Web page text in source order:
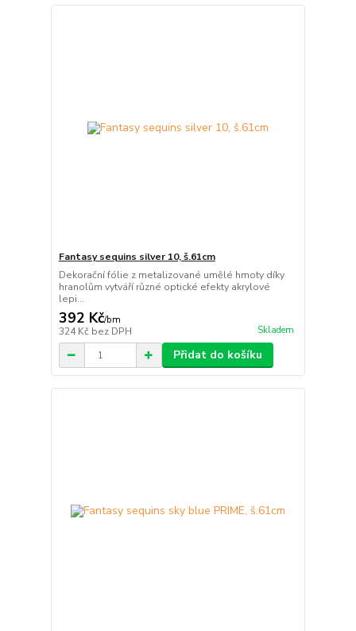
Fantasy sequins silver 10, š.61cm
Dekorační fólie z metalizované umělé hmoty díky
hranolům vytváří různé optické efekty akrylové
lepi...
392 Kč/bm
324 Kč bez DPH Skladem
Přidat do košíku